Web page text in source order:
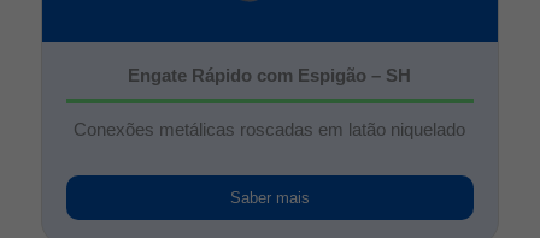
Engate Rápido com Espigão – SH
Conexões metálicas roscadas em latão niquelado
Saber mais